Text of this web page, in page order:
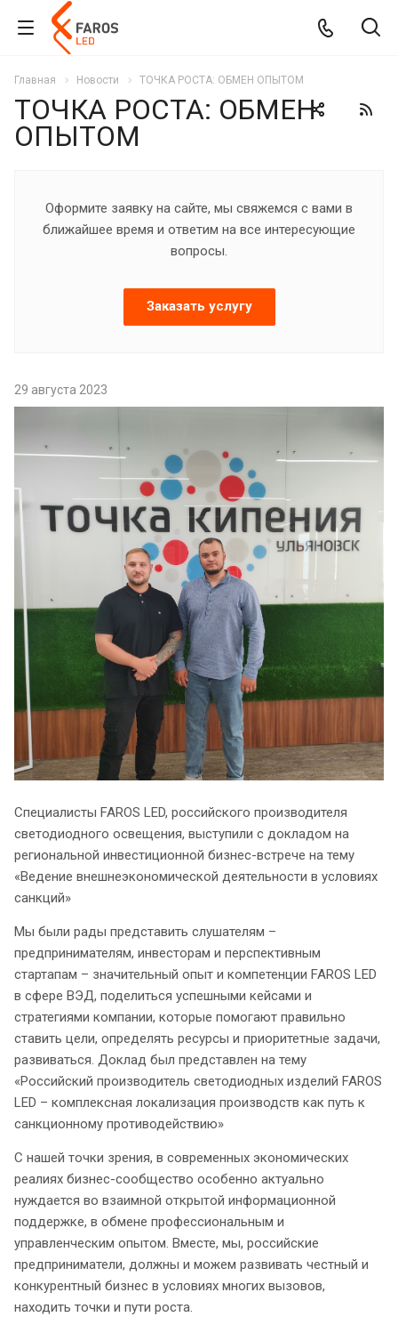
Главная Новости ТОЧКА РОСТА: ОБМЕН ОПЫТОМ
ТОЧКА РОСТА: ОБМЕН
ОПЫТОМ
Оформите заявку на сайте, мы свяжемся с вами в
ближайшее время и ответим на все интересующие
вопросы.
Заказать услугу
29 августа 2023
Специалисты FAROS LED, российского производителя
светодиодного освещения, выступили с докладом на
региональной инвестиционной бизнес-встрече на тему
«Ведение внешнеэкономической деятельности в условиях
санкций»
Мы были рады представить слушателям –
предпринимателям, инвесторам и перспективным
стартапам – значительный опыт и компетенции FAROS LED
в сфере ВЭД, поделиться успешными кейсами и
стратегиями компании, которые помогают правильно
ставить цели, определять ресурсы и приоритетные задачи,
развиваться. Доклад был представлен на тему
«Российский производитель светодиодных изделий FAROS
LED – комплексная локализация производств как путь к
санкционному противодействию»
С нашей точки зрения, в современных экономических
реалиях бизнес-сообщество особенно актуально
нуждается во взаимной открытой информационной
поддержке, в обмене профессиональным и
управленческим опытом. Вместе, мы, российские
предприниматели, должны и можем развивать честный и
конкурентный бизнес в условиях многих вызовов,
находить точки и пути роста.